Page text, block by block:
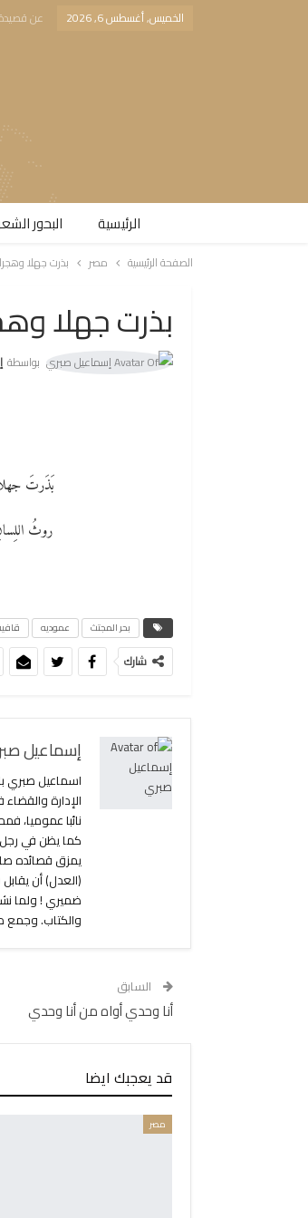
الخميس, أغسطس 6, 2026 عن
الرئيسية البحور
الصفحة الرئيسية مصر بذرت جهلا وهجرا
بذرت جهلا
بواسطة
بَذَرتَ
روثُ
بحر المجتث عموديه
شارك
إسماعيل
اسماعيل صبري
الإدارة
نائبا عموميا،
كما يظن في
يمزق قصائده
(العدل) أن
ضميري ! ولما
والكتاب.
السابق
أنا وحدي أواه من أنا وحدي
قد يعجبك ايضا
مصر